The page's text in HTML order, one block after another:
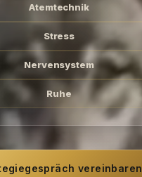
Atemtechnik
Stress
Nervensystem
Ruhe
vereinbaren